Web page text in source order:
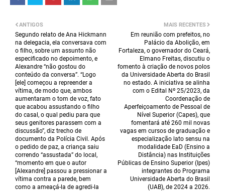
MAIS RECENTES
Em reunião com prefeitos, no
Palácio da Abolição, em
Fortaleza, o governador do Ceará,
Elmano Freitas, discutiu o
fomento à criação de novos polos
da Universidade Aberta do Brasil
no estado. A iniciativa se alinha
com o Edital Nº 25/2023, da
Coordenação de
Aperfeiçoamento de Pessoal de
Nível Superior (Capes), que
fomentará até 260 mil novas
vagas em cursos de graduação e
especialização lato sensu na
modalidade EaD (Ensino a
Distância) nas Instituições
Públicas de Ensino Superior (Ipes)
integrantes do Programa
Universidade Aberta do Brasil
(UAB), de 2024 a 2026.
ANTIGOS
Segundo relato de Ana Hickmann
na delegacia, ela conversava com
o filho, sobre um assunto não
especificado no depoimento, e
Alexandre “não gostou do
conteúdo da conversa”. “Logo
[ele] começou a repreender a
vítima, de modo que, ambos
aumentaram o tom de voz, fato
que acabou assustando o filho
do casal, o qual pediu para que
seus genitores parassem com a
discussão”, diz trecho de
documento da Polícia Civil. Após
o pedido de paz, a criança saiu
correndo “assustada” do local,
“momento em que o autor
[Alexandre] passou a pressionar a
vítima contra a parede, bem
como a ameaçá-la de agredi-la